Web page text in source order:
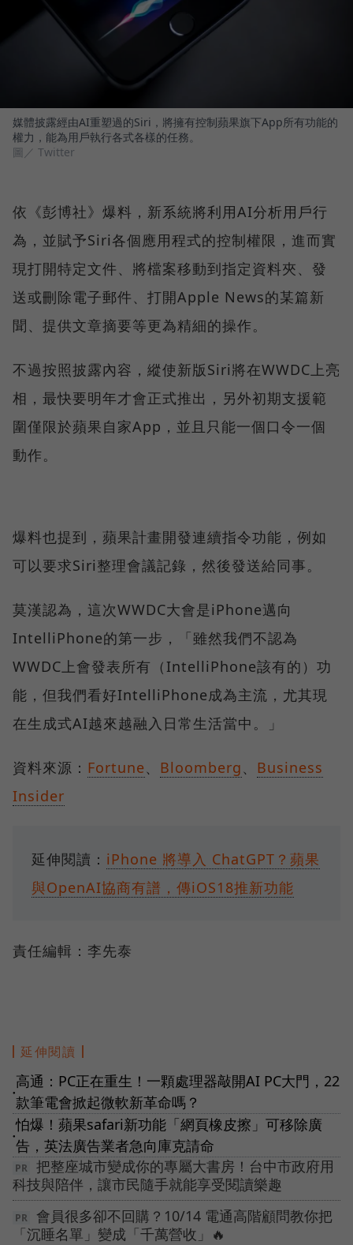
媒體披露經由AI重塑過的Siri，將擁有控制蘋果旗下App所有功能的
權力，能為用戶執行各式各樣的任務。
圖／ Twitter
依《彭博社》爆料，新系統將利用AI分析用戶行
為，並賦予Siri各個應用程式的控制權限，進而實
現打開特定文件、將檔案移動到指定資料夾、發
送或刪除電子郵件、打開Apple News的某篇新
聞、提供文章摘要等更為精細的操作。
不過按照披露內容，縱使新版Siri將在WWDC上亮
相，最快要明年才會正式推出，另外初期支援範
圍僅限於蘋果自家App，並且只能一個口令一個
動作。
爆料也提到，蘋果計畫開發連續指令功能，例如
可以要求Siri整理會議記錄，然後發送給同事。
莫漢認為，這次WWDC大會是iPhone邁向
IntelliPhone的第一步，「雖然我們不認為
WWDC上會發表所有（IntelliPhone該有的）功
能，但我們看好IntelliPhone成為主流，尤其現
在生成式AI越來越融入日常生活當中。」
資料來源： Fortune、 Bloomberg、 Business
Insider
延伸閱讀： iPhone 將導入 ChatGPT？蘋果
與OpenAI協商有譜，傳iOS18推新功能
責任編輯：李先泰
延伸閱讀
●
高通：PC正在重生！一顆處理器敲開AI PC大門，22
款筆電會掀起微軟新革命嗎？
●
怕爆！蘋果safari新功能「網頁橡皮擦」可移除廣
告，英法廣告業者急向庫克請命
把整座城市變成你的專屬大書房！台中市政府用
科技與陪伴，讓市民隨手就能享受閱讀樂趣
會員很多卻不回購？10/14 電通高階顧問教你把
「沉睡名單」變成「千萬營收」🔥